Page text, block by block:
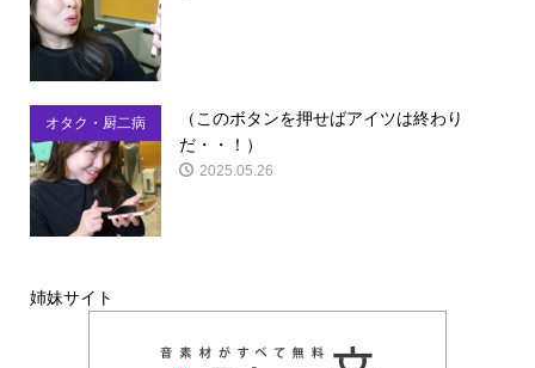
オタク・厨二病
（このボタンを押せばアイツは終わり
だ・・！）
2025.05.26
姉妹サイト